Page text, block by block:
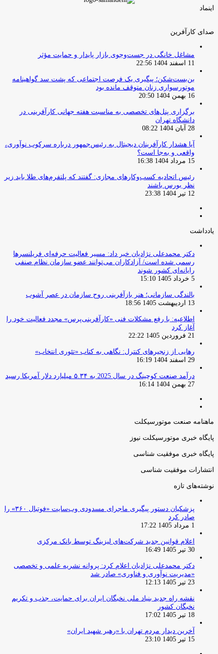
اینماد
صدای کارآفرین
مشاغل خانگی در جست‌وجوی بازار پایدار و حمایت مؤثر
11 اسفند 1404 22:56
بن‌بست‌شکن؛ پیگیری یک فرصت اجتماعی که پشت سد گواهینامه
موتورسواری زنان متوقف مانده بود
16 بهمن 1404 20:50
برگزاری پنل‌های تخصصی به مناسبت هفته جهانی کارآفرینی در
دانشگاه تهران
28 آبان 1404 08:22
آیا هشدار کارآفرینان دیجیتال به رئیس‌جمهور درباره سرکوب نوآوری،
واقعی و به‌جا است؟
15 مرداد 1404 16:38
‏رئیس اتحادیه کسب‌وکارهای مجازی: گفتند که پلتفرم‌های طلا باید زیر
نظر بورس باشند
12 تیر 1404 23:38
یادداشت
دکتر محمدعلی نژادیان خبر داد: مسیر فعالیت حرفه‌ای فریلنسرها
رسمی شده است/ آزادکاران می‌توانند عضو سازمان نظام صنفی
رایانه‌ای کشور شوند
5 خرداد 1405 15:10
بالندگی سازمانی؛ هنر بازآفرینی روح سازمان در عصر آشوب
13 اردیبهشت 1405 18:56
اطلاعیه: با رفع مشکلات فنی «کارآفرینی‌پرس» مجدد فعالیت خود را
آغاز کرد
21 فروردین 1405 22:22
رهایی از زنجیرهای کنترل: نگاهی به کتاب «تئوری انتخاب»
29 اسفند 1404 16:19
درآمد صنعت کوچینگ در سال 2025 به ۵.۳۴ میلیارد دلار آمریکا رسید
27 بهمن 1404 16:14
ماهنامه صنعت موتورسیکلت
پایگاه خبری موتورسیکلت نیوز
پایگاه خبری موفقیت شناسی
انتشارات موفقیت شناسی
نوشته‌های تازه
پزشکیان دستور پیگیری ماجرای مسدودی وب‌سایت «فوتبال ۳۶۰» را
صادر کرد
1 مرداد 1405 17:22
اعلام قوانین جدید شرکت‌های لیزینگ توسط بانک مرکزی
30 تیر 1405 16:49
دکتر محمدعلی نژادیان اعلام کرد: پروانه نشریه علمی و تخصصی
«مدیریت نوآوری و فناوری» صادر شد
23 تیر 1405 12:13
نقشه راه جدید بنیاد ملی نخبگان ایران برای حمایت، جذب و تکریم
نخبگان کشور
18 تیر 1405 17:02
آخرین دیدار مردم تهران با «رهبر شهید ایران»
15 تیر 1405 23:10